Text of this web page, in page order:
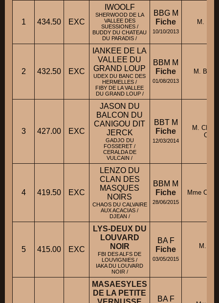
1 434.50 EXC
IWOOLF
SHERWOOD DE LA
VALLEE DES
SUESSIONES /
BUDDY DU CHATEAU
DU PARADIS /
BBG M
Fiche
10/10/2013
M.
2 432.50 EXC
IANKEE DE LA
VALLEE DU
GRAND LOUP
UDEX DU BANC DES
HERMELLES /
FIBY DE LA VALLEE
DU GRAND LOUP /
BBM M
Fiche
01/08/2013
M.
3 427.00 EXC
JASON DU
BALCON DU
CANIGOU DIT
JERCK
GADJO DU
FOSSERET /
CERALDA DE
VULCAIN /
BBT M
Fiche
12/03/2014
M.
4 419.50 EXC
LENZO DU
CLAN DES
MASQUES
NOIRS
CHAOS DU CALVAIRE
AUX ACACIAS /
DJEAN /
BBM M
Fiche
28/06/2015
Mme
5 415.00 EXC
LYS-DEUX DU
LOUVARD
NOIR
FBI DES ALFS DE
LOUVIGNIES /
IAKA DU LOUVARD
NOIR /
BA F
Fiche
03/05/2015
M.
MASAESYLES
DE LA PETITE
BA F